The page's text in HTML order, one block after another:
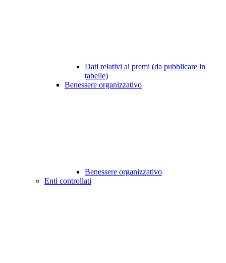
Dati relativi ai premi (da pubblicare in
tabelle)
Benessere organizzativo
Benessere organizzativo
Enti controllati